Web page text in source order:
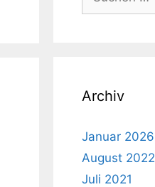
nach:
Archiv
Januar 2026
August 2022
Juli 2021